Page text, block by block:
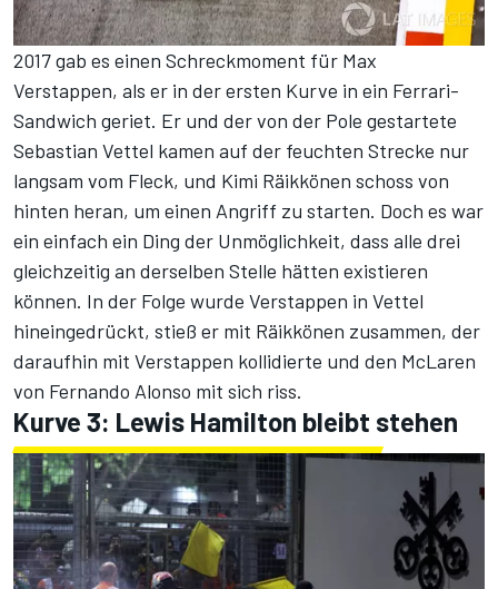
2017 gab es einen Schreckmoment für Max
Verstappen, als er in der ersten Kurve in ein Ferrari-
Sandwich geriet. Er und der von der Pole gestartete
Sebastian Vettel kamen auf der feuchten Strecke nur
langsam vom Fleck, und Kimi Räikkönen schoss von
hinten heran, um einen Angriff zu starten. Doch es war
ein einfach ein Ding der Unmöglichkeit, dass alle drei
gleichzeitig an derselben Stelle hätten existieren
können. In der Folge wurde Verstappen in Vettel
hineingedrückt, stieß er mit Räikkönen zusammen, der
daraufhin mit Verstappen kollidierte und den McLaren
von Fernando Alonso mit sich riss.
Kurve 3: Lewis Hamilton bleibt stehen